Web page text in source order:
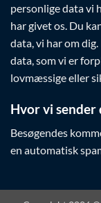
personlige data vi
har givet os. Du
data, vi har om
data, som vi er
lovmæssige eller
Hvor vi sender
Besøgendes
en automatisk